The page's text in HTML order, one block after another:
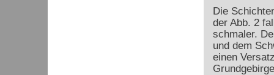
Die
der Abb. 2
schmaler.
und dem
einen